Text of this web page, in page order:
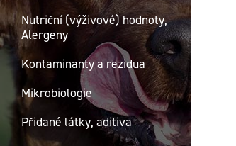
Nutriční (výživové) hodnoty,
Alergeny
Kontaminanty a rezidua
Mikrobiologie
Přidané látky, aditiva